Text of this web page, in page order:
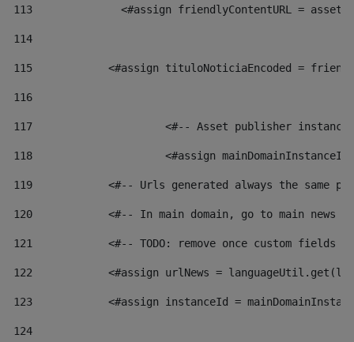
113
<#assign friendlyContentURL =
114
115
<#assign tituloNoticiaEncoded =
116
117 <#-- Asset publisher
118 <#assign
119
<#-- Urls generated always the same
120
<#-- In main domain, go to main news
121
<#-- TODO: remove once custom fields
122
<#assign urlNews =
123
<#assign instanceId =
124